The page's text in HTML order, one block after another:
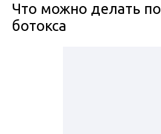
Что можно делать
ботокса